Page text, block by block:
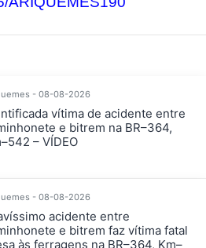
- 08-08-2026
vítima de acidente entre
e bitrem na BR–364,
– VÍDEO
- 08-08-2026
acidente entre
e bitrem faz vítima fatal
às ferragens na BR–364, Km–